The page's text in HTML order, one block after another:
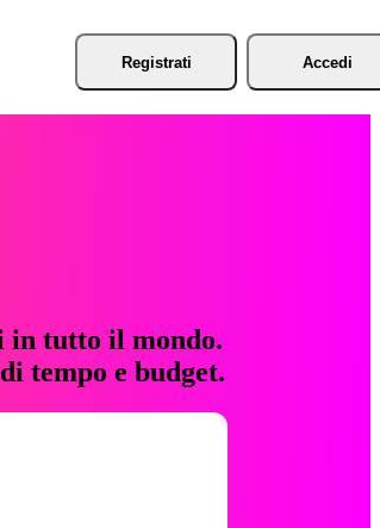
Registrati Accedi
in tutto il mondo.
tempo e budget.